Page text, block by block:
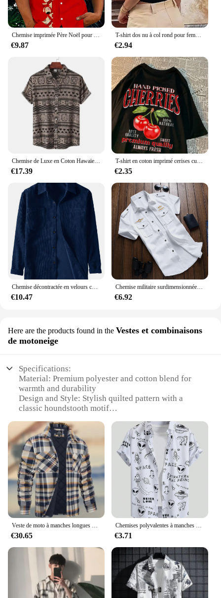
Chemise imprimée Père Noël pour hommes, chemise décontractée pour documents d'abonnés, manches de sport hawaïennes, vêtements de plage d'été, mode de Noël
€9.87
T-shirt dos nu à col rond pour femme, haut court à manches courtes, tee-shirt bébé mignon, vêtements Y2K, batterie con tuniques, mode précieuse, document solide, été
€2.94
€17.39 €2.35
€10.47
Chemise militaire surdimensionnée en coton à manches longues pour hommes, chemise décontractée pour hommes, vêtements monochromes de haute qualité, outillage, printemps
€6.92
Here are the products found in the Vestes et combinaisons
de motoneige
Specifications:
Material: Premium polyester and cotton blend for
warmth and durability
Design and Style: Stylish quilted pattern with a
classic houndstooth motif
enthusiasts seeking thermal protection
Typical Adaptive Scenario: Perfect for
snowmobiling, skiing, and other cold-weather
activities
Shape or Size or Weight or Quantity: Available in a
range of sizes to fit all body types
Performance and Property: Water-resistant and
windproof for reliable protection against the
elements
Features:
|Wholesale|
**Unmatched Comfort and Style**
Step into the winter season with confidence and
style with our surchemise a carreaux hiver, a
quintessential piece for those who dare to brave the
cold. This versatile vest and snowmobile suit set is
€30.65 €3.71